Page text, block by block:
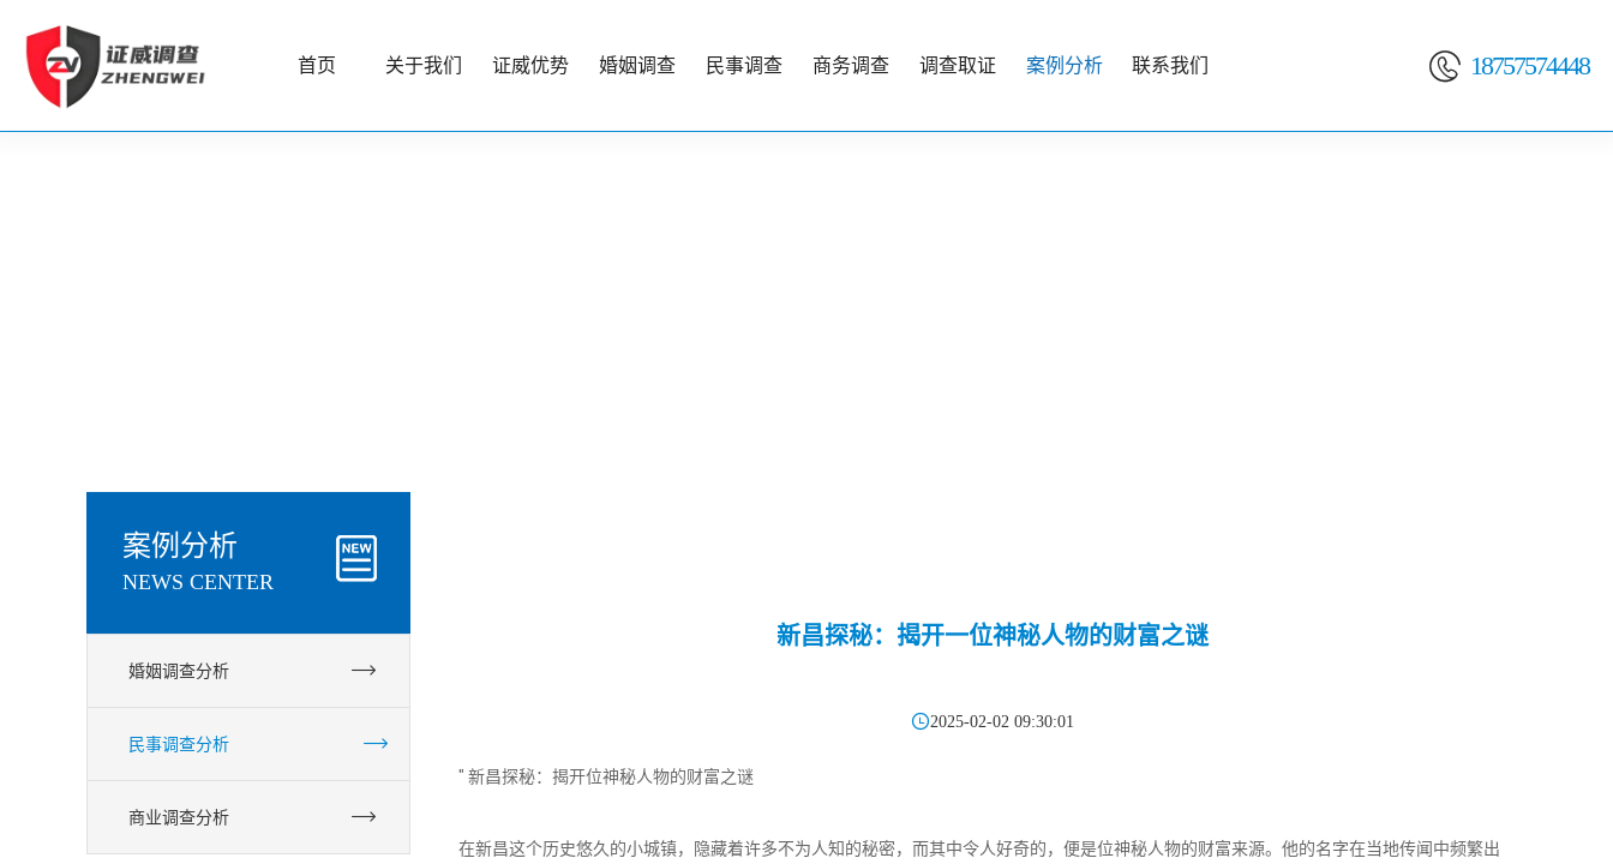
首页 关于我们 证威优势 婚姻调查 民事调查 商务调查 调查取证 案例分析 联系我们  18757574448
案例分析
NEWS CENTER
婚姻调查分析
民事调查分析
商业调查分析
新昌探秘：揭开一位神秘人物的财富之谜
2025-02-02 09:30:01
" 新昌探秘：揭开位神秘人物的财富之谜
在新昌这个历史悠久的小城镇，隐藏着许多不为人知的秘密，而其中令人好奇的，便是位神秘人物的财富来源。他的名字在当地传闻中频繁出